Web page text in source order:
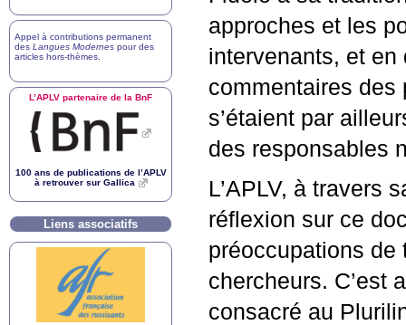
approches et les
intervenants, et
commentaires des
s’étaient par
des responsables
L’APLV, à travers
réflexion sur ce
préoccupations de
chercheurs. C’est
consacré au
Appel à contributions permanent
des Langues Modernes pour des
articles hors-thèmes
L’APLV partenaire de la BnF
100 ans de publications de l’APLV
à retrouver sur Gallica
Liens associatifs